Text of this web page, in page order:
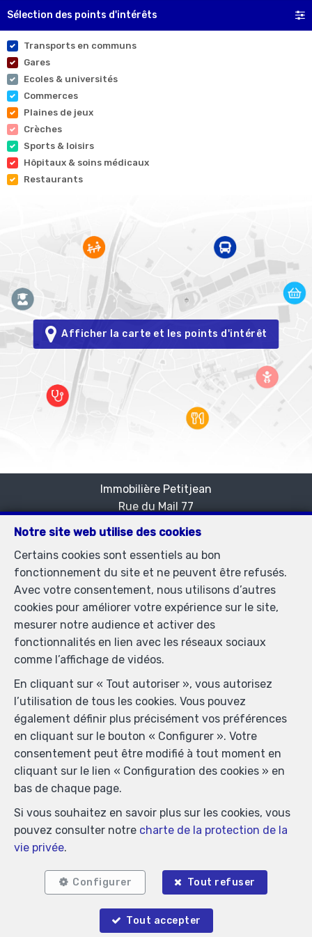
Sélection des points d'intérêts
Transports en communs
Gares
Ecoles & universités
Commerces
Plaines de jeux
Crèches
Sports & loisirs
Hôpitaux & soins médicaux
Restaurants
Afficher la carte et les points d'intérêt
Notre site web utilise des cookies
Certains cookies sont essentiels au bon
fonctionnement du site et ne peuvent être refusés.
Avec votre consentement, nous utilisons d’autres
cookies pour améliorer votre expérience sur le site,
mesurer notre audience et activer des
fonctionnalités en lien avec les réseaux sociaux
comme l’affichage de vidéos.
En cliquant sur « Tout autoriser », vous autorisez
l’utilisation de tous les cookies. Vous pouvez
également définir plus précisément vos préférences
en cliquant sur le bouton « Configurer ». Votre
consentement peut être modifié à tout moment en
cliquant sur le lien « Configuration des cookies » en
bas de chaque page.
Si vous souhaitez en savoir plus sur les cookies, vous
pouvez consulter notre charte de la protection de la
vie privée.
Configurer Tout refuser
Tout accepter
Immobilière Petitjean
—
Rue du Mail 77
1050 Bruxelles
—
immopetitjean@gmail.com
Agent immobilier agréé IPI sous le numéro 505438 en
Belgique - N° entreprise : TVA BE-0425.723.793-
Instance de contrôle: Institut professionnel des agents
immobiliers, rue du Luxembourg 16B, 1000 Bruxelles
(+32 2 505 38 50 - info@ipi.be) - Soumis au
déontologique de l’ IPI
RC professionnelle et cautionnement via AXA Belgium
SA, Place du Trône 1, 1000 Bruxelles – police n°
730.390.160. Couverture valable pour les activités
réalisées en Belgique
Charte de la protection de la vie privée
Configuration des cookies
WEBULOUS.IMMO